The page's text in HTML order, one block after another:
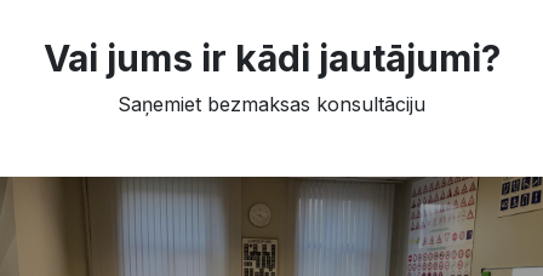
Vai jums ir kādi jautājumi?
Saņemiet bezmaksas konsultāciju